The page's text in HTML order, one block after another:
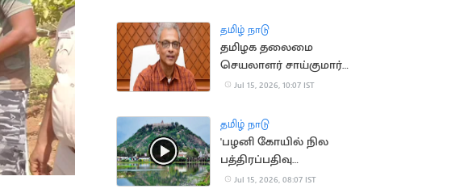
தமிழ் நாடு
தமிழக தலைமை
செயலாளர் சாய்குமார்
பதவிக்காலம் 6
Jul 15, 2026, 10:07 IST
தமிழ் நாடு
'பழனி கோயில் நில
பத்திரப்பதிவு
செல்லாது'.. நீதிமன்றம்
Jul 15, 2026, 08:07 IST